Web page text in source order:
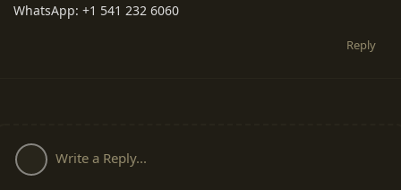
WhatsApp: +1 541 232 6060
Reply
Write a Reply...